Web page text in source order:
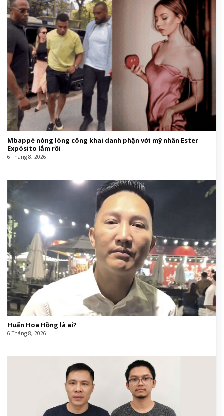
Mbappé nóng lòng công khai danh phận với mỹ nhân Ester
Expósito lắm rồi
6 Tháng 8, 2026
Huấn Hoa Hồng là ai?
6 Tháng 8, 2026